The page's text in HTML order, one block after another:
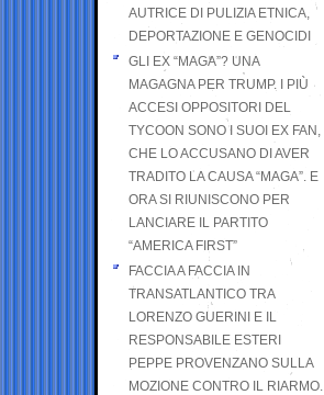
AUTRICE DI PULIZIA ETNICA,
DEPORTAZIONE E GENOCIDI
GLI EX “MAGA”? UNA
MAGAGNA PER TRUMP. I PIÙ
ACCESI OPPOSITORI DEL
TYCOON SONO I SUOI EX FAN,
CHE LO ACCUSANO DI AVER
TRADITO LA CAUSA “MAGA”. E
ORA SI RIUNISCONO PER
LANCIARE IL PARTITO
“AMERICA FIRST”
FACCIA A FACCIA IN
TRANSATLANTICO TRA
LORENZO GUERINI E IL
RESPONSABILE ESTERI
PEPPE PROVENZANO SULLA
MOZIONE CONTRO IL RIARMO.